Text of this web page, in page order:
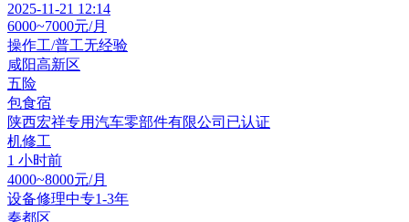
2025-11-21 12:14
6000~7000元/月
操作工/普工无经验
咸阳高新区
五险
包食宿
陕西宏祥专用汽车零部件有限公司 已认证
机修工
1 小时前
4000~8000元/月
设备修理中专1-3年
秦都区